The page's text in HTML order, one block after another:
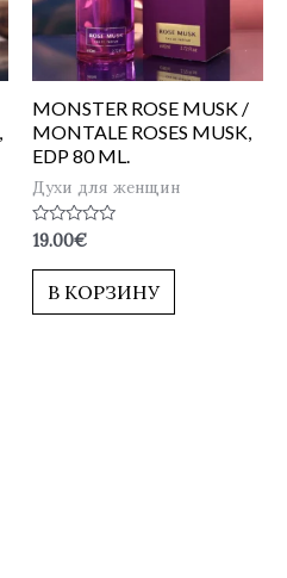
MONSTER ROSE MUSK /
MONTALE ROSES MUSK,
EDP 80 ML.
Духи для женщин
Оценка
0
из
19.00€
В КОРЗИНУ